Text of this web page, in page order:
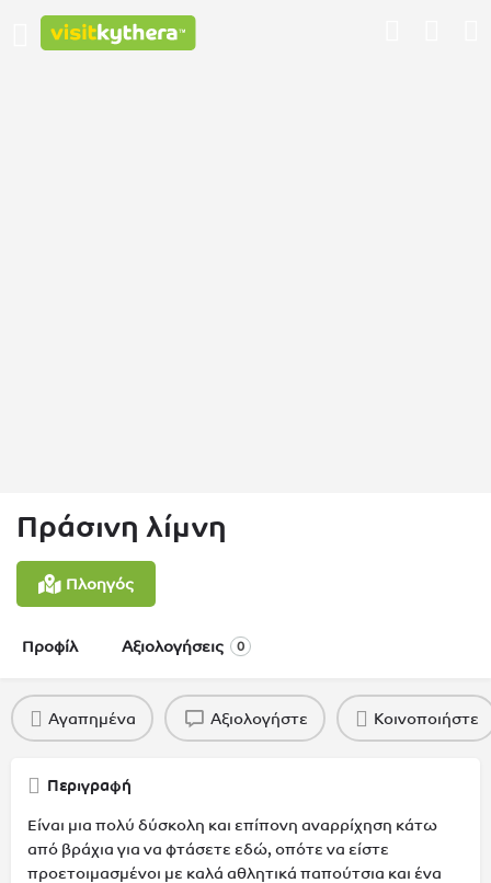
Πράσινη λίμνη
Πλοηγός
Προφίλ Αξιολογήσεις 0
Αγαπημένα Αξιολογήστε Κοινοποιήστε
Περιγραφή
Είναι μια πολύ δύσκολη και επίπονη αναρρίχηση κάτω
από βράχια για να φτάσετε εδώ, οπότε να είστε
προετοιμασμένοι με καλά αθλητικά παπούτσια και ένα